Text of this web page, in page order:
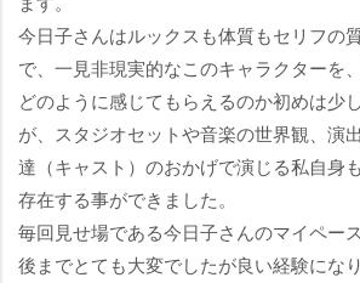
今日子さんはルックスも体質もセリフの
で、一見非現実的なこのキャラクターを
どのように感じてもらえるのか初めは少
が、スタジオセットや音楽の世界観、演
達（キャスト）のおかげで演じる私自身
存在する事ができました。
毎回見せ場である今日子さんのマイペー
後までとても大変でしたが良い経験にな